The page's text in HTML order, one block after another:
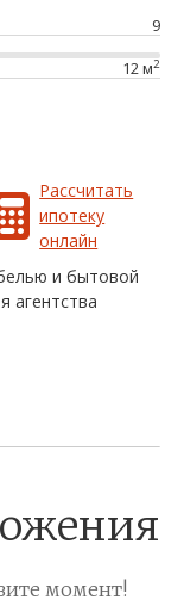
9
12 м2
Рассчитать
ипотеку
онлайн
и бытовой
агентства
момент!